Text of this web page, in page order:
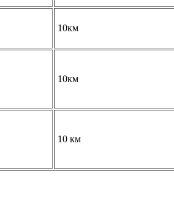
10км
10км
10 км